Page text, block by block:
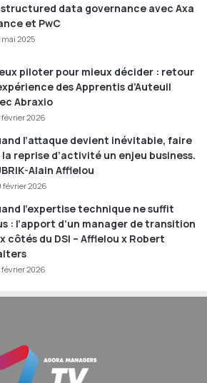
data governance avec Axa
et PwC
mai 2025
piloter pour mieux décider : retour
des Apprentis d’Auteuil
Abraxio
février 2026
l’attaque devient inévitable, faire
la reprise d’activité un enjeu business.
Alain Afflelou
février 2026
l’expertise technique ne suffit
: l’apport d’un manager de transition
côtés du DSI – Afflelou x Robert
février 2026